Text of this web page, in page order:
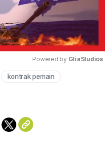
Powered by GliaStudios
kontrak pemain